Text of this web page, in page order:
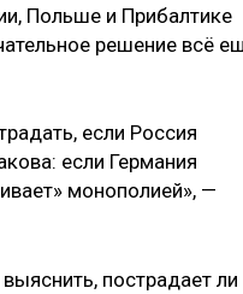
Польше и Прибалтике
решение всё
если Россия
если Германия
монополией», —
пострадает ли